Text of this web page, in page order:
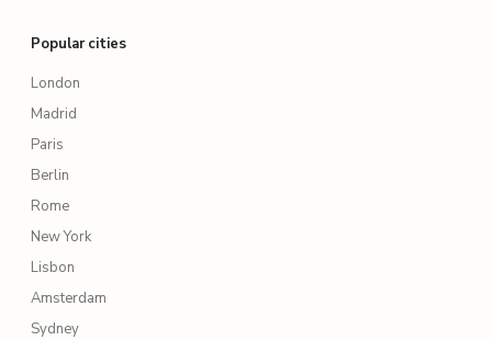
Popular cities
London
Madrid
Paris
Berlin
Rome
New York
Lisbon
Amsterdam
Sydney